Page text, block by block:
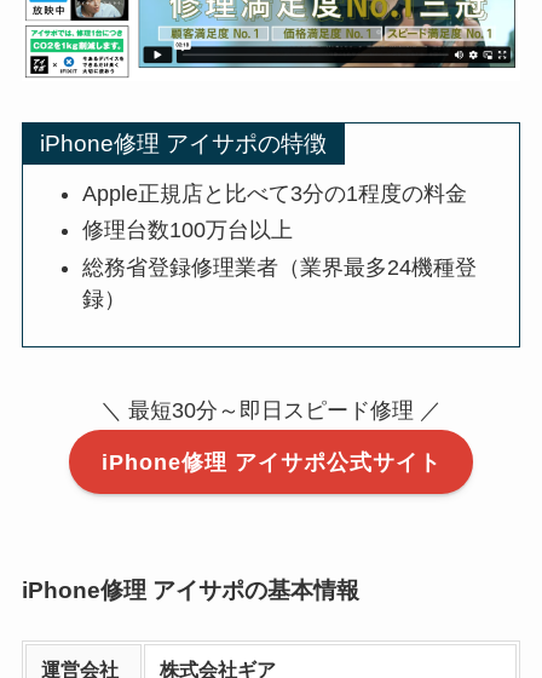
iPhone修理 アイサポの特徴
Apple正規店と比べて3分の1程度の料金
修理台数100万台以上
総務省登録修理業者（業界最多24機種登
録）
＼ 最短30分～即日スピード修理 ／
iPhone修理 アイサポ公式サイト
iPhone修理 アイサポの基本情報
運営会社
株式会社ギア